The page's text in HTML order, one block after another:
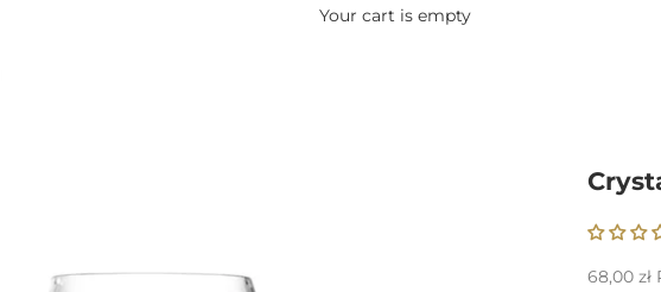
Your cart is empty
Sale
68,00 zł